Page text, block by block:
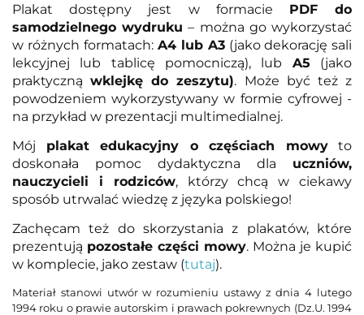
Plakat dostępny jest w formacie PDF do
samodzielnego wydruku – można go wykorzystać
w różnych formatach: A4 lub A3(jako dekorację sali
lekcyjnej lub tablicę pomocniczą), lub A5 (jako
praktycznąwklejkę do zeszytu). Może być też z
powodzeniem wykorzystywany w formie cyfrowej -
na przykład w prezentacji multimedialnej.
Mój plakat edukacyjny o częściach mowyto
doskonała pomoc dydaktyczna dla uczniów,
nauczycieli i rodziców, którzy chcą w ciekawy
sposób utrwalać wiedzę z języka polskiego!
Zachęcam też do skorzystania z plakatów, które
prezentują pozostałe części mowy. Można je kupić
w komplecie, jako zestaw (tutaj).
Materiał stanowi utwór w rozumieniu ustawy z dnia 4 lutego
1994 roku o prawie autorskim i prawach pokrewnych (Dz.U. 1994